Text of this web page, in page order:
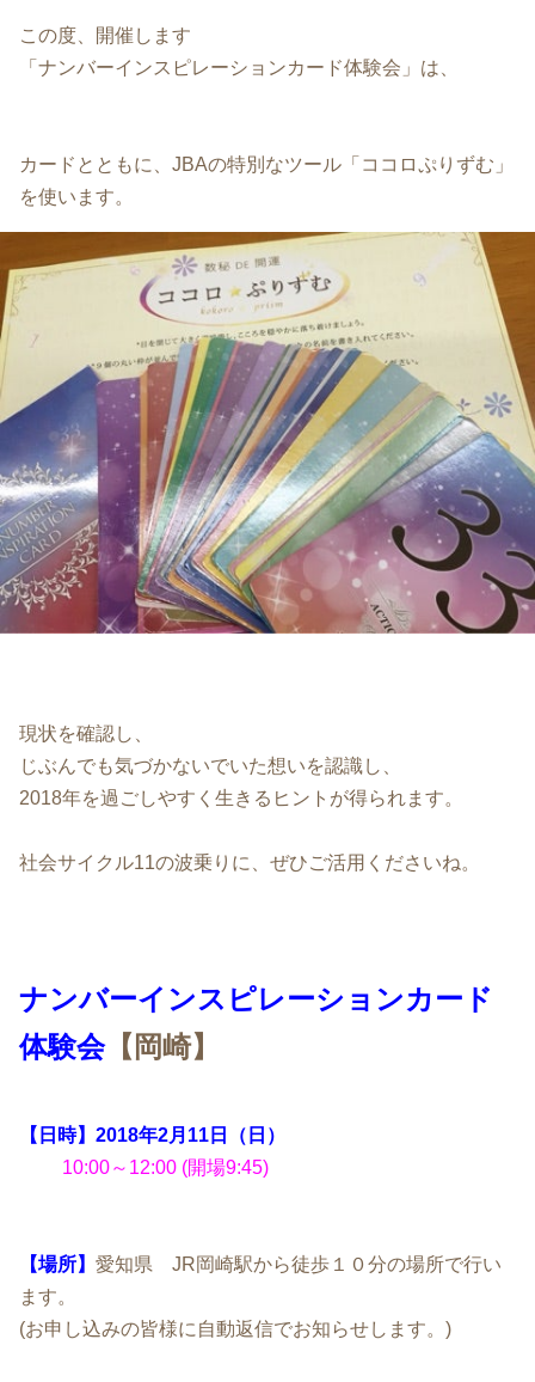
この度、開催します
「ナンバーインスピレーションカード体験会」は、
カードとともに、JBAの特別なツール「ココロぷりずむ」
を使います。
現状を確認し、
じぶんでも気づかないでいた想いを認識し、
2018年を過ごしやすく生きるヒントが得られます。
社会サイクル11の波乗りに、ぜひご活用くださいね。
ナンバーインスピレーションカード
体験会【岡崎】
【日時】2018年2月11日（日）
10:00～12:00 (開場9:45)
【場所】 愛知県 JR岡崎駅から徒歩１０分の場所で行い
ます。
(お申し込みの皆様に自動返信でお知らせします。)